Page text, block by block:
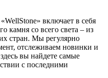
включает в себя
камня со всего света – из
стран. Мы регулярно
отслеживаем новинки и
вы найдете самые
с последними